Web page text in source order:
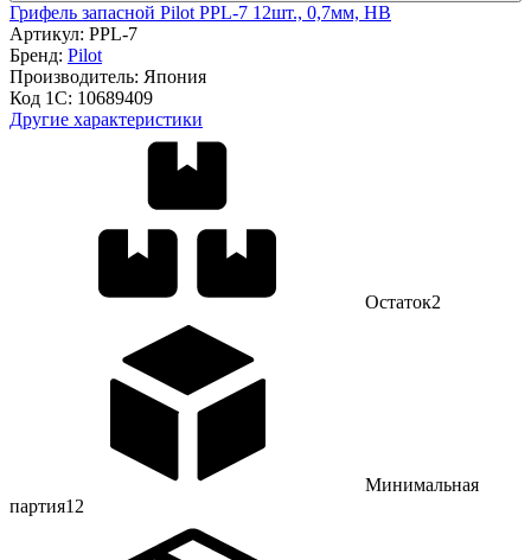
Грифель запасной Pilot PPL-7 12шт., 0,7мм, HB
Артикул: PPL-7
Бренд: Pilot
Производитель: Япония
Код 1С: 10689409
Другие характеристики
Остаток2
Минимальная
партия12